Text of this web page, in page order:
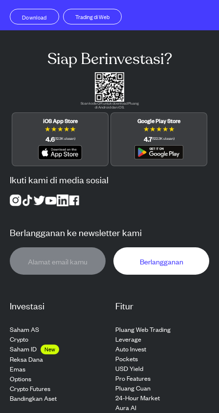
Trading di Web
Download
Investasi
Saham AS
Crypto
Saham ID
New
Reksa Dana
Emas
Options
Crypto Futures
Bandingkan Aset
Fitur
Pluang Web Trading
Leverage
Auto Invest
Pockets
USD Yield
Pro Features
Pluang Cuan
24-Hour Market
Aura AI
Siap Berinvestasi?
Scan kode QR untuk download Pluang
di Android dan iOS.
iOS App Store
★★★★★
4.6(12.3K ulasan)
Google Play Store
★★★★★
4.7(122.3K ulasan)
Ikuti kami di media sosial
Berlangganan ke newsletter kami
Berlangganan